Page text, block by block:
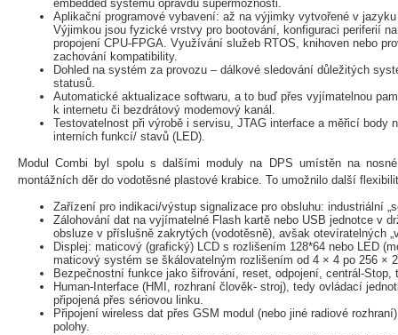
embedded systému opravdu supermožnosti.
Aplikační programové vybavení: až na výjimky vytvořené v
Výjimkou jsou fyzické vrstvy pro bootování, konfiguraci periferií
propojení CPU-FPGA. Využívání služeb RTOS, knihoven nebo
zachování kompatibility.
Dohled na systém za provozu – dálkové sledování důležitých
statusů.
Automatické aktualizace softwaru, a to buď přes vyjímatelnou
k internetu či bezdrátový modemový kanál.
Testovatelnost při výrobě i servisu, JTAG interface a měřicí body
interních funkcí/ stavů (LED).
Modul Combi byl spolu s dalšími moduly na DPS umístěn na
montážních děr do vodotěsné plastové krabice. To umožnilo další
Zařízení pro indikaci/výstup signalizace pro obsluhu: industriální
Zálohování dat na vyjímatelné Flash kartě nebo USB jednotce v
obsluze v příslušně zakrytých (vodotěsně), avšak otevíratelných
Displej: maticový (grafický) LCD s rozlišením 128*64 nebo LED
maticový systém se škálovatelným rozlišením od 4 × 4 po 256 ×
Bezpečnostní funkce jako šifrování, reset, odpojení, centrál-Stop,
Human-Interface (HMI, rozhraní člověk- stroj), tedy ovládací
připojená přes sériovou linku.
Připojení wireless dat přes GSM modul (nebo jiné radiové
polohy.